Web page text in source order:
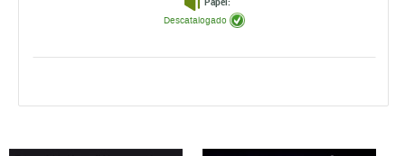
Descatalogado